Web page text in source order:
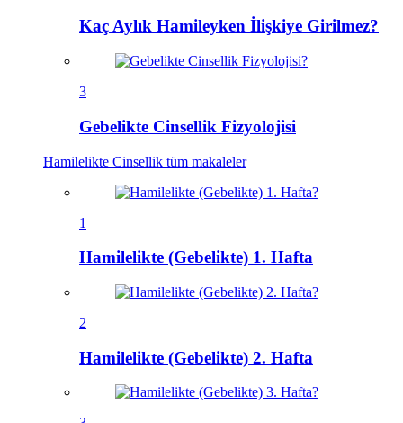
Kaç Aylık Hamileyken İlişkiye Girilmez?
3
Gebelikte Cinsellik Fizyolojisi
Hamilelikte Cinsellik tüm makaleler
1
Hamilelikte (Gebelikte) 1. Hafta
2
Hamilelikte (Gebelikte) 2. Hafta